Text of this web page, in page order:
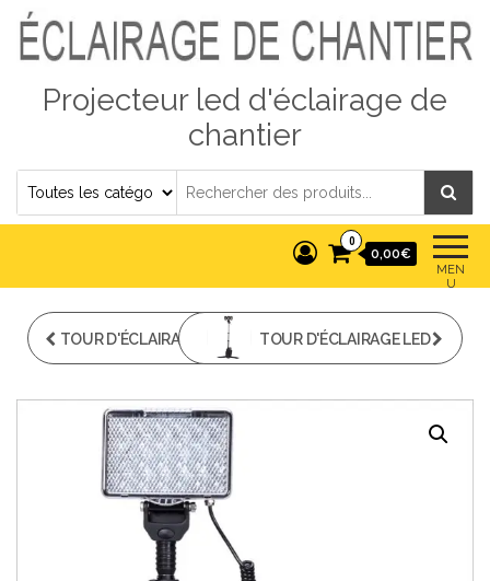
Projecteur led d'éclairage de
chantier
MEN
U
0
0,00€
TOUR D'ÉCLAIRAGE LED
RECHARGEABLE
TOUR D'ÉCLAIRAGE LED